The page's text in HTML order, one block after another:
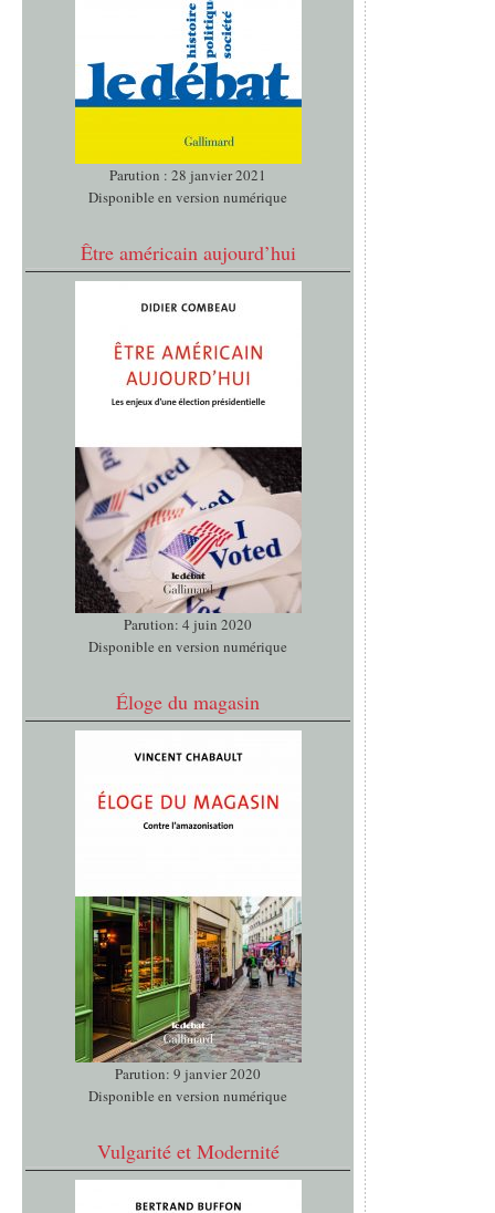
Parution : 28 janvier 2021
Disponible en version numérique
Être américain aujourd’hui
Parution: 4 juin 2020
Disponible en version numérique
Éloge du magasin
Parution: 9 janvier 2020
Disponible en version numérique
Vulgarité et Modernité